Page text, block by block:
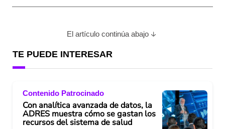
El artículo continúa abajo
TE PUEDE INTERESAR
Contenido Patrocinado
Con analítica avanzada de datos, la
ADRES muestra cómo se gastan los
recursos del sistema de salud